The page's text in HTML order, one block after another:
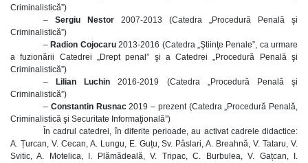
Criminalistică”)
– Sergiu Nestor 2007-2013 (Catedra „Procedură Penală şi
Criminalistică”)
– Radion Cojocaru2013-2016 (Catedra „Ştiinţe Penale”, ca urmare
a fuzionării Catedrei „Drept penal” şi a Catedrei „Procedură Penală şi
Criminalistică”)
–
Lilian Luchin 2016-2019 (Catedra „Procedură Penală şi
Criminalistică”)
– Constantin Rusnac2019 – prezent (Catedra „Procedură Penală,
Criminalistică şi Securitate Informaţională”)
În cadrul catedrei, în diferite perioade, au activat cadrele didactice:
A. Țurcan, V. Cecan, A. Lungu, E. Guțu, Sv. Pâslari, A. Breahnă, V. Tataru, V.
Svitic, A. Motelica, I. Plămădeală, V. Tripac, C. Burbulea, V. Gațcan, I.